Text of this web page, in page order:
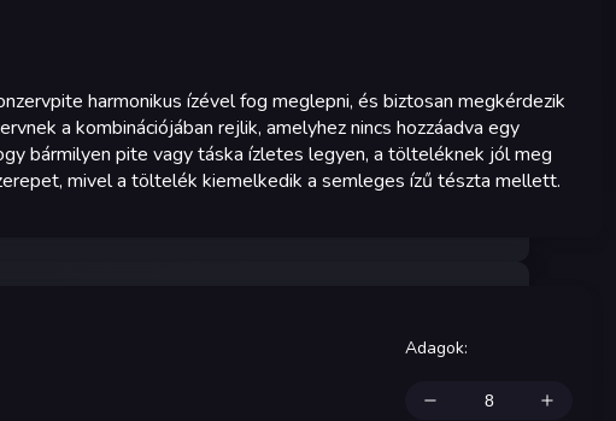
harmonikus ízével fog meglepni, és biztosan megkérdezik
a kombinációjában rejlik, amelyhez nincs hozzáadva egy
bármilyen pite vagy táska ízletes legyen, a tölteléknek jól meg
mivel a töltelék kiemelkedik a semleges ízű tészta mellett.
Adagok: